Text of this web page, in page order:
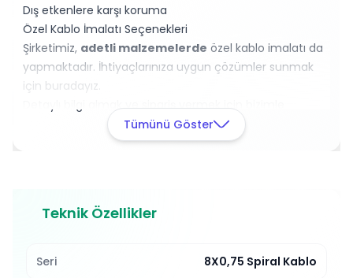
Dış etkenlere karşı koruma
Özel Kablo İmalatı Seçenekleri
Şirketimiz, adetli malzemelerde özel kablo imalatı da
yapmaktadır. İhtiyaçlarınıza uygun çözümler sunmak
için buradayız.
Detaylı bilgi almak ve sipariş vermek için bizimle
Tümünü Göster
Teknik Özellikler
Seri 8X0,75 Spiral Kablo